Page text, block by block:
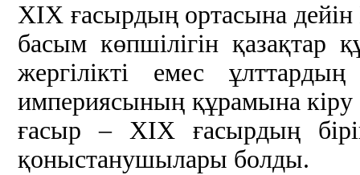
ХІХ ғасырдың ортасына
басым көпшілігін қазақтар
жергілікті емес
империясының құрамына кіру
ғасыр – ХІХ ғасырдың
қоныстанушылары болды.